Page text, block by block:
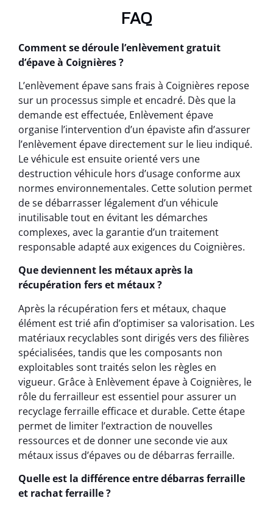
FAQ
Comment se déroule l’enlèvement gratuit
d’épave à Coignières ?
L’enlèvement épave sans frais à Coignières repose
sur un processus simple et encadré. Dès que la
demande est effectuée, Enlèvement épave
organise l’intervention d’un épaviste afin d’assurer
l’enlèvement épave directement sur le lieu indiqué.
Le véhicule est ensuite orienté vers une
destruction véhicule hors d’usage conforme aux
normes environnementales. Cette solution permet
de se débarrasser légalement d’un véhicule
inutilisable tout en évitant les démarches
complexes, avec la garantie d’un traitement
responsable adapté aux exigences du Coignières.
Que deviennent les métaux après la
récupération fers et métaux ?
Après la récupération fers et métaux, chaque
élément est trié afin d’optimiser sa valorisation. Les
matériaux recyclables sont dirigés vers des filières
spécialisées, tandis que les composants non
exploitables sont traités selon les règles en
vigueur. Grâce à Enlèvement épave à Coignières, le
rôle du ferrailleur est essentiel pour assurer un
recyclage ferraille efficace et durable. Cette étape
permet de limiter l’extraction de nouvelles
ressources et de donner une seconde vie aux
métaux issus d’épaves ou de débarras ferraille.
Quelle est la différence entre débarras ferraille
et rachat ferraille ?